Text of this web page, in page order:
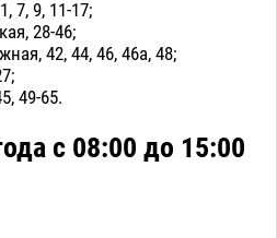
7, 9, 11-17;
28-46;
42, 44, 46, 46а, 48;
49-65.
с 08:00 до 15:00